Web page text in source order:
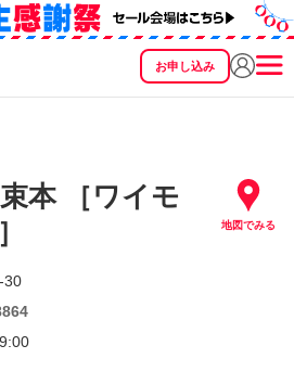
お申し込み
本 ［ワイモ
地図でみる